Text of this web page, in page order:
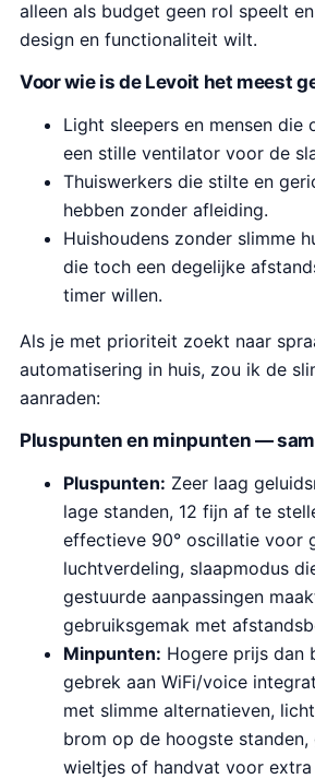
alleen als budget geen rol speelt
design en functionaliteit wilt.
Voor wie is de Levoit het meest
Light sleepers en mensen die
een stille ventilator voor de
Thuiswerkers die stilte en
hebben zonder afleiding.
Huishoudens zonder slimme
die toch een degelijke
timer willen.
Als je met prioriteit zoekt naar
automatisering in huis, zou ik de
aanraden:
Pluspunten en minpunten —
Pluspunten: Zeer laag
lage standen, 12 fijn af te
effectieve 90° oscillatie voor
luchtverdeling, slaapmodus
gestuurde aanpassingen
gebruiksgemak met
Minpunten: Hogere prijs dan
gebrek aan WiFi/voice
met slimme alternatieven,
brom op de hoogste
wieltjes of handvat voor